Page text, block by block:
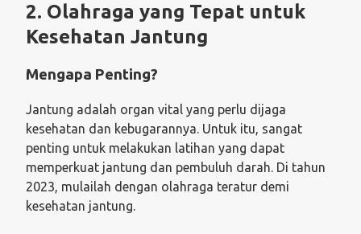
2. Olahraga yang Tepat untuk
Kesehatan Jantung
Mengapa Penting?
Jantung adalah organ vital yang perlu dijaga
kesehatan dan kebugarannya. Untuk itu, sangat
penting untuk melakukan latihan yang dapat
memperkuat jantung dan pembuluh darah. Di tahun
2023, mulailah dengan olahraga teratur demi
kesehatan jantung.